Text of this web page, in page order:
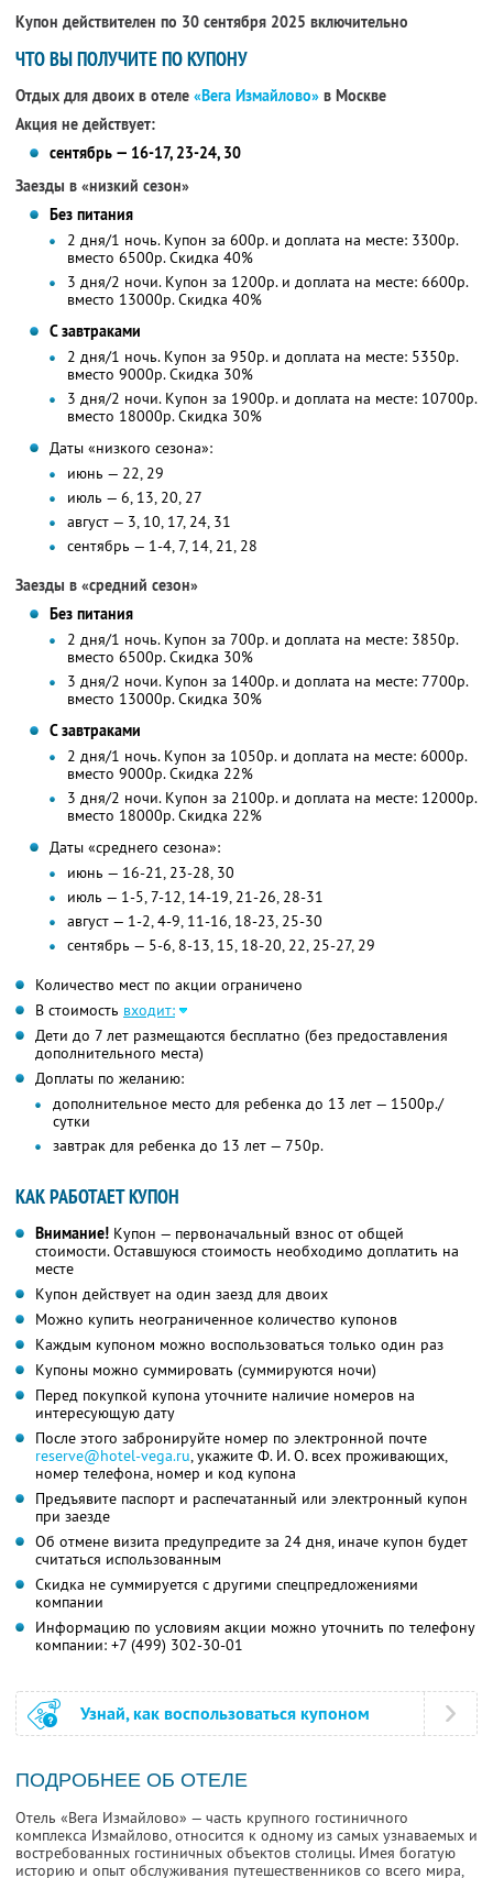
Купон действителен по 30 сентября 2025 включительно
ЧТО ВЫ ПОЛУЧИТЕ ПО КУПОНУ
Отдых для двоих в отеле «Вега Измайлово» в Москве
Акция не действует:
сентябрь — 16-17, 23-24, 30
Заезды в «низкий сезон»
Без питания
2 дня/1 ночь. Купон за 600р. и доплата на месте: 3300р.
вместо 6500р.Скидка 40%
3 дня/2 ночи. Купон за 1200р. и доплата на месте: 6600р.
вместо 13000р.Скидка 40%
С завтраками
2 дня/1 ночь. Купон за 950р. и доплата на месте: 5350р.
вместо 9000р.Скидка 30%
3 дня/2 ночи. Купон за 1900р. и доплата на месте: 10700р.
вместо 18000р.Скидка 30%
Даты «низкого сезона»:
июнь — 22, 29
июль — 6, 13, 20, 27
август — 3, 10, 17, 24, 31
сентябрь — 1-4, 7, 14, 21, 28
Заезды в «средний сезон»
Без питания
2 дня/1 ночь. Купон за 700р. и доплата на месте: 3850р.
вместо 6500р.Скидка 30%
3 дня/2 ночи. Купон за 1400р. и доплата на месте: 7700р.
вместо 13000р.Скидка 30%
С завтраками
2 дня/1 ночь. Купон за 1050р. и доплата на месте: 6000р.
вместо 9000р.Скидка 22%
3 дня/2 ночи. Купон за 2100р. и доплата на месте: 12000р.
вместо 18000р.Скидка 22%
Даты «среднего сезона»:
июнь — 16-21, 23-28, 30
июль — 1-5, 7-12, 14-19, 21-26, 28-31
август — 1-2, 4-9, 11-16, 18-23, 25-30
сентябрь — 5-6, 8-13, 15, 18-20, 22, 25-27, 29
Количество мест по акции ограничено
В стоимость входит:
Дети до 7 лет размещаются бесплатно (без предоставления
дополнительного места)
Доплаты по желанию:
дополнительное место для ребенка до 13 лет — 1500р./
сутки
завтрак для ребенка до 13 лет — 750р.
КАК РАБОТАЕТ КУПОН
Внимание! Купон — первоначальный взнос от общей
стоимости. Оставшуюся стоимость необходимо доплатить на
месте
Купон действует на один заезд для двоих
Можно купить неограниченное количество купонов
Каждым купоном можно воспользоваться только один раз
Купоны можно суммировать (суммируются ночи)
Перед покупкой купона уточните наличие номеров на
интересующую дату
После этого забронируйте номер по электронной почте
reserve@hotel-vega.ru,укажите Ф. И. О.всех проживающих,
номер телефона, номер и код купона
Предъявите паспорт и распечатанный или электронный купон
при заезде
Об отмене визита предупредите за 24 дня, иначе купон будет
считаться использованным
Скидка не суммируется с другими спецпредложениями
компании
Информацию по условиям акции можно уточнить по телефону
компании: +7 (499) 302-30-01
Узнай, как воспользоваться купоном
ПОДРОБНЕЕ ОБ ОТЕЛЕ
Отель «Вега Измайлово» — часть крупного гостиничного
комплекса Измайлово, относится к одному из самых узнаваемых и
востребованных гостиничных объектов столицы. Имея богатую
историю и опыт обслуживания путешественников со всего мира,